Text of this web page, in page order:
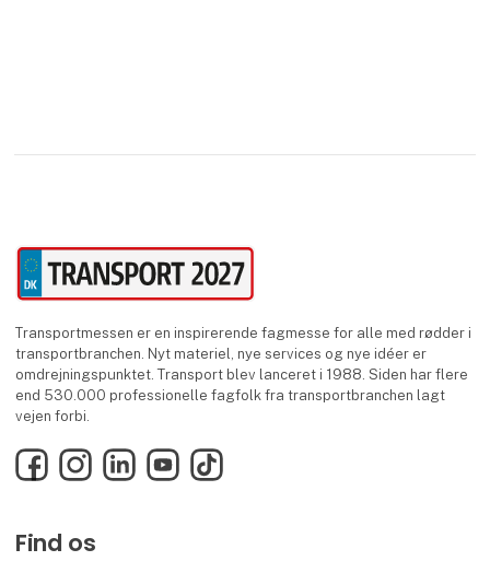
Transportmessen er en inspirerende fagmesse for alle med rødder i
transportbranchen. Nyt materiel, nye services og nye idéer er
omdrejningspunktet. Transport blev lanceret i 1988. Siden har flere
end 530.000 professionelle fagfolk fra transportbranchen lagt
vejen forbi.
FacebookInstagramLinkedInYouTubeTikTok
Find os